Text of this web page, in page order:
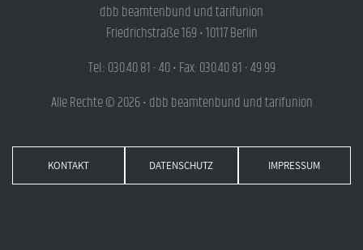
dbb beamtenbund und tarifunion
Friedrichstraße 169 • 10117 Berlin
Tel.: 030.40 81 - 40 • Fax: 030.40 81 - 49 99
Alle Rechte © 2026 • dbb beamtenbund und tarifunion
KONTAKT DATENSCHUTZ IMPRESSUM